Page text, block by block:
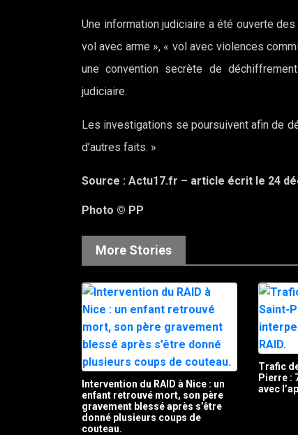
Une information judiciaire a été ouverte
vol avec arme », « vol avec violences
une convention secrète de
judiciaire.
Les investigations se poursuivent afin de
d’autres faits. »
Source : Actu17.fr – article écrit le 24
Photo © PP
More Stories
Intervention du RAID à Nice : un
enfant retrouvé mort, son père
gravement blessé après s’être
donné plusieurs coups de
couteau.
Trafic
Pierre :
avec